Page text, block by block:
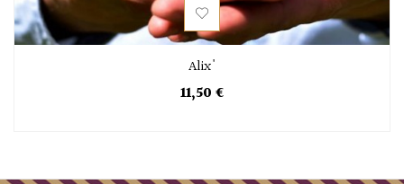
Alix'
11,50 €